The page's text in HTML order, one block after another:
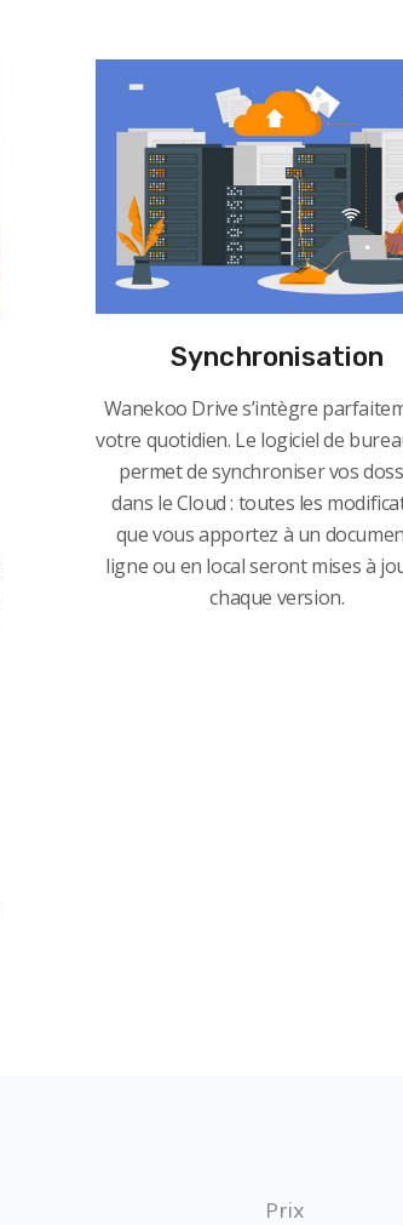
Synchronisation
Wanekoo Drive s’intègre
votre quotidien. Le logiciel de
permet de synchroniser vos
dans le Cloud : toutes les
que vous apportez à un
ligne ou en local seront mises à
chaque version.
Prix